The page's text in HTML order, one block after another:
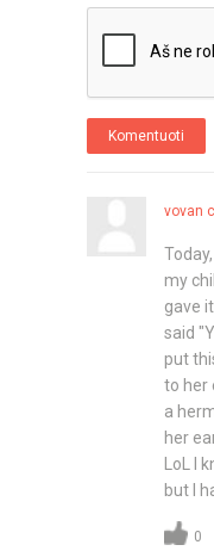
Komentuoti
vovan
my
gave
said
put
to her
a
her
LoL I
but I
0